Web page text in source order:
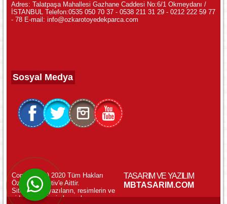
WhatsApp ile Online Destek!
Adres: Talatpaşa Mahallesi Gazhane Caddesi No:6/1 Okmeydanı /
İSTANBUL Telefon:0535 050 70 37 - 0538 211 31 29 - 0212 222 59 77
- 78 E-mail: info@ozkarotoyedekparca.com
Sosyal Medya
Copyright (c) 2020 Tüm Hakları
Özkar Otomotiv'e Aittir.
Sitemizdeki yazıların, resimlerin ve
videoların izinsiz kopyalanması
TASARIM VE YAZILIM
MBTASARIM.COM